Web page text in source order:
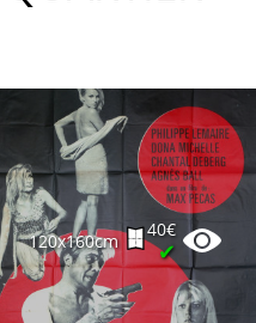
120x160cm
40€
✔